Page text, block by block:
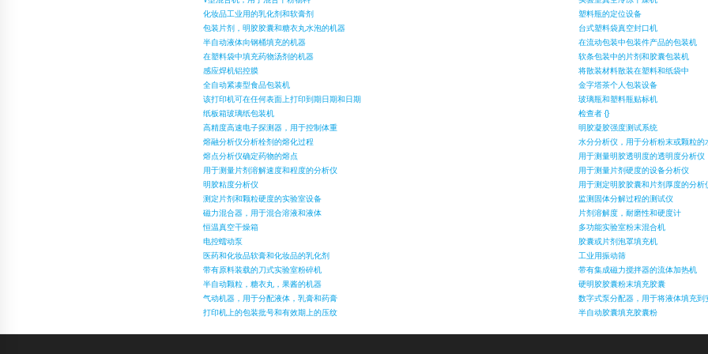
化妆品工业用的乳化剂和软膏剂
包装片剂，明胶胶囊和糖衣丸水泡的机器
半自动液体向钢桶填充的机器
在塑料袋中填充药物汤剂的机器
感应焊机铝控膜
全自动紧凑型食品包装机
该打印机可在任何表面上打印到期日期和日期
纸板箱玻璃纸包装机
高精度高速电子探测器，用于控制体重
熔融分析仪分析栓剂的熔化过程
熔点分析仪确定药物的熔点
用于测量片剂溶解速度和程度的分析仪
明胶粘度分析仪
测定片剂和颗粒硬度的实验室设备
磁力混合器，用于混合溶液和液体
恒温真空干燥箱
电控蠕动泵
医药和化妆品软膏和化妆品的乳化剂
带有原料装载的刀式实验室粉碎机
半自动颗粒，糖衣丸，果酱的机器
气动机器，用于分配液体，乳膏和药膏
打印机上的包装批号和有效期上的压纹
塑料瓶的定位设备
台式塑料袋真空封口机
在流动包装中包装件产品的包装机
软条包装中的片剂和胶囊包装机
将散装材料散装在塑料和纸袋中
金字塔茶个人包装设备
玻璃瓶和塑料瓶贴标机
检查者 {}
明胶凝胶强度测试系统
水分分析仪，用于分析粉末或颗粒的
用于测量明胶透明度的透明度分析仪
用于测量片剂硬度的设备分析仪
用于测定明胶胶囊和片剂厚度的分析
监测固体分解过程的测试仪
片剂溶解度，耐磨性和硬度计
多功能实验室粉末混合机
胶囊或片剂泡罩填充机
工业用振动筛
带有集成磁力搅拌器的流体加热机
硬明胶胶囊粉末填充胶囊
数字式泵分配器，用于将液体填充到
半自动胶囊填充胶囊粉